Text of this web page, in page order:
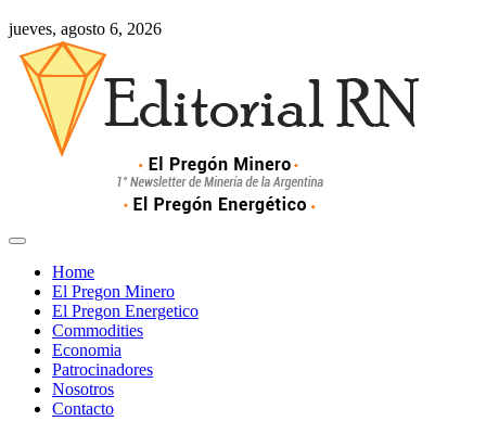
jueves, agosto 6, 2026
Home
El Pregon Minero
El Pregon Energetico
Commodities
Economia
Patrocinadores
Nosotros
Contacto